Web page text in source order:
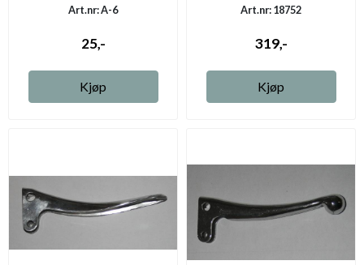
Art.nr: A-6
25,-
Kjøp
Art.nr: 18752
319,-
Kjøp